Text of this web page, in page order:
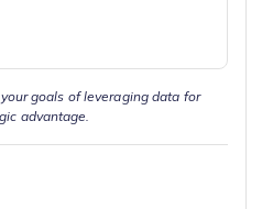
goals of leveraging data for
advantage.